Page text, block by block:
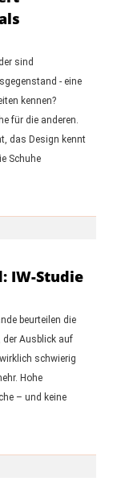
sind
- eine
kennen?
für die anderen.
das Design kennt
Schuhe
IW-Studie
beurteilen die
Ausblick auf
schwierig
Hohe
– und keine